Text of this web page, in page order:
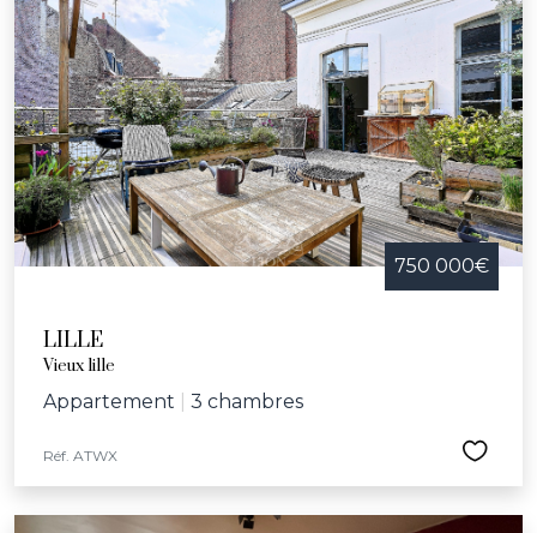
750 000€
LILLE
Vieux lille
Appartement 3 chambres
Réf. ATWX